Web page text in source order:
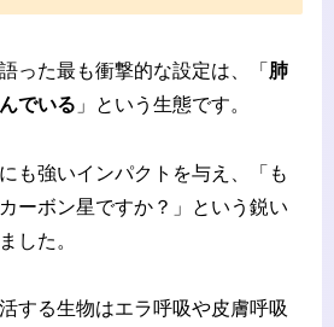
った最も衝撃的な設定は、「 肺
でいる 」という生態です。
も強いインパクトを与え、「も
ーボン星ですか？」という鋭い
した。
する生物はエラ呼吸や皮膚呼吸